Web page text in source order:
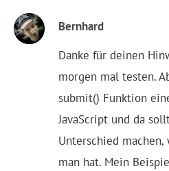
Bernhard
Danke für deinen
morgen mal testen.
submit() Funktion
JavaScript und da
Unterschied
man hat. Mein